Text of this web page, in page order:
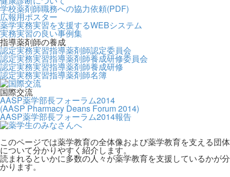
学校薬剤師職務への協力依頼(PDF)
広報用ポスター
薬学実務実習を支援するWEBシステム
実務実習の良い事例集
指導薬剤師の養成
認定実務実習指導薬剤師認定委員会
認定実務実習指導薬剤師養成研修委員会
認定実務実習指導薬剤師養成研修
認定実務実習指導薬剤師名簿
国際交流
AASP薬学部長フォーラム2014
(AASP Pharmacy Deans Forum 2014)
AASP薬学部長フォーラム2014報告
このページでは薬学教育の全体像および薬学教育を支える団体
について分かりやすく紹介します。
読まれるといかに多数の人々が薬学教育を支援しているかが分
かります。